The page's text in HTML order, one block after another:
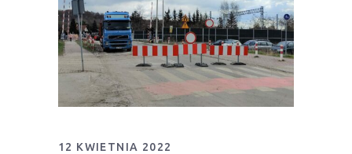
12 KWIETNIA 2022